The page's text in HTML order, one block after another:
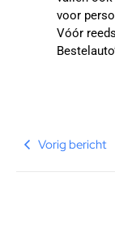
voor
Vóór
Vorig bericht